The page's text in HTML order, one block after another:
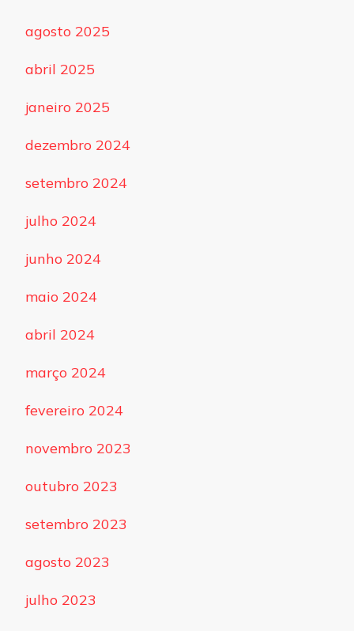
agosto 2025
abril 2025
janeiro 2025
dezembro 2024
setembro 2024
julho 2024
junho 2024
maio 2024
abril 2024
março 2024
fevereiro 2024
novembro 2023
outubro 2023
setembro 2023
agosto 2023
julho 2023